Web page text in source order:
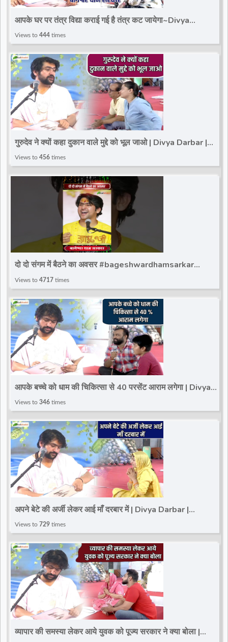
आपके घर पर तंत्र विद्या कराई गई है तंत्र कट जायेगा~Divya
Darbar~Bageshwar Dham Sarkar~Paschim Vihar
Views to 444 times
गुरुदेव ने क्यों कहा दुकान वाले मुद्दे को भूल जाओ | Divya Darbar |
Paschim Vihar | Delhi
Views to 456 times
दो दो संगम में बैठने का अवसर #bageshwardhamsarkar
#ytshort #bageshwar_dham_sarkar #bdsshorts
Views to 4717 times
आपके बच्चे को धाम की चिकित्सा से 40 परसेंट आराम लगेगा | Divya
Darbar | Paschim Vihar | Delhi
Views to 346 times
अपने बेटे की अर्जी लेकर आई माँ दरबार में | Divya Darbar |
Bageshwar Dham Sarkar | Paschim Vihar
Views to 729 times
व्यापार की समस्या लेकर आये युवक को पूज्य सरकार ने क्या बोला |